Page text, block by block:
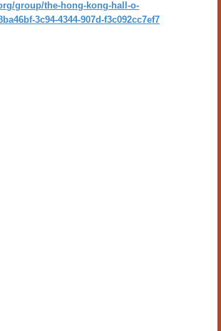
group/the-hong-kong-hall-o-
3c94-4344-907d-f3c092cc7ef7